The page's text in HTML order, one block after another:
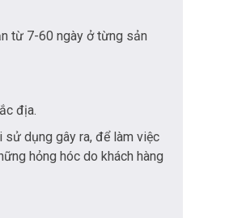
từ 7-60 ngày ở từng sản
địa.
dụng gây ra, để làm việc
hỏng hóc do khách hàng